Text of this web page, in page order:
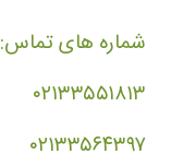
شماره های تماس:
۰۲۱۳۳۵۵۱۸۱۳
۰۲۱۳۳۵۶۴۳۹۷